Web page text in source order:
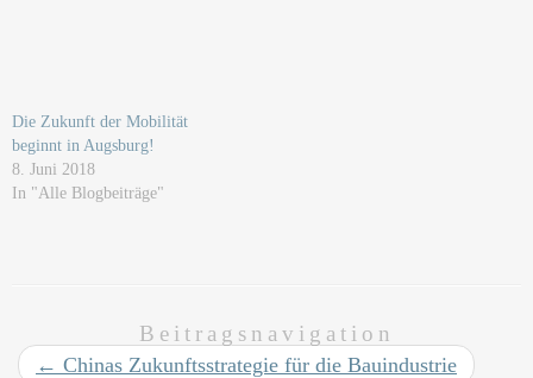
Die Zukunft der Mobilität
beginnt in Augsburg!
8. Juni 2018
In "Alle Blogbeiträge"
Beitragsnavigation
← Chinas Zukunftsstrategie für die Bauindustrie